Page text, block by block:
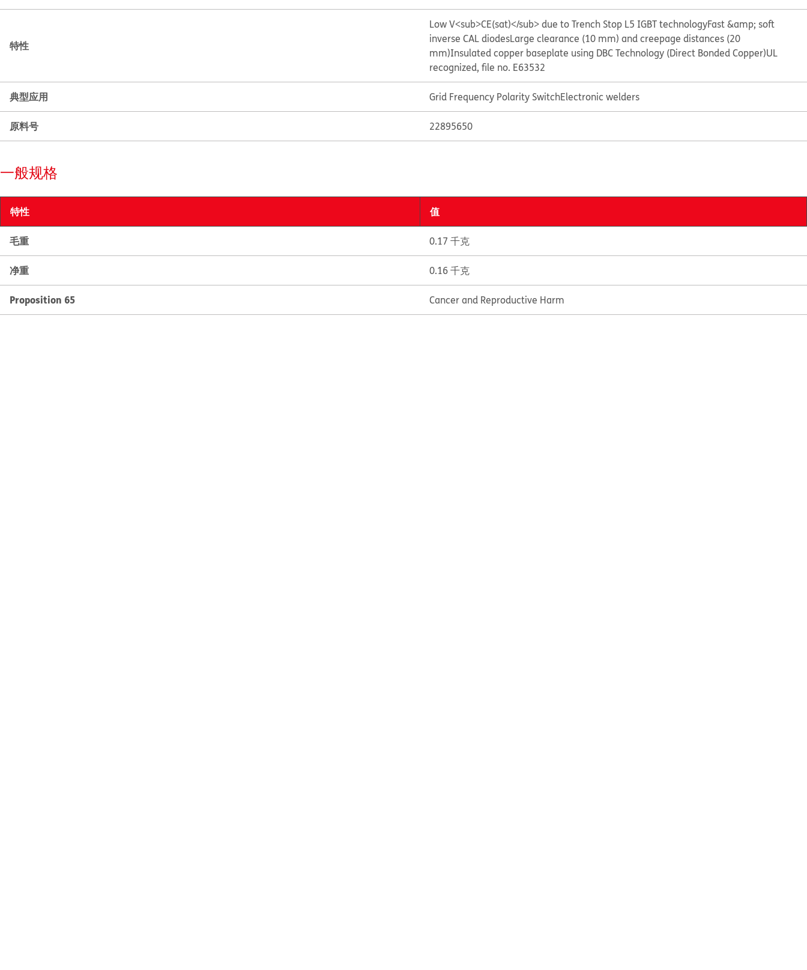
特性
Low V<sub>CE(sat)</sub> due to Trench Stop L5 IGBT technologyFast &amp; soft
inverse CAL diodesLarge clearance (10 mm) and creepage distances (20
mm)Insulated copper baseplate using DBC Technology (Direct Bonded Copper)UL
recognized, file no. E63532
典型应用 Grid Frequency Polarity SwitchElectronic welders
原料号 22895650
一般规格
特性 值
毛重 0.17 千克
净重 0.16 千克
Proposition 65 Cancer and Reproductive Harm